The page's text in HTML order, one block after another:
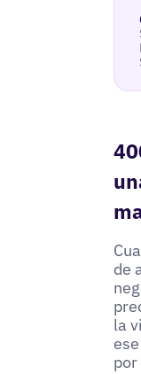
de
la